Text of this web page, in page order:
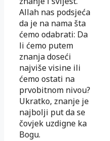
Allah nas podsjeća
da je na nama šta
ćemo odabrati: Da
li ćemo putem
znanja doseći
najviše visine ili
ćemo ostati na
prvobitnom nivou?
Ukratko, znanje je
najbolji put da se
čovjek uzdigne ka
Bogu.